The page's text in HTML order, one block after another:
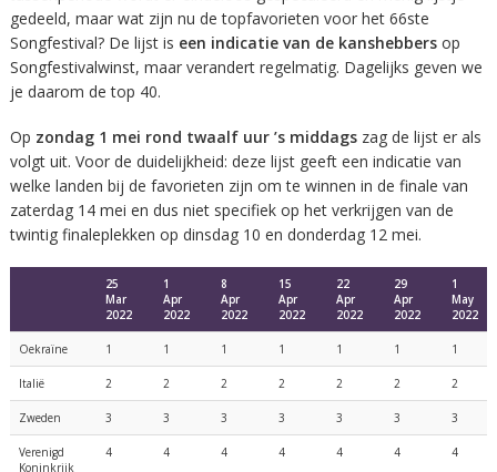
gedeeld, maar wat zijn nu de topfavorieten voor het 66ste
Songfestival? De lijst is een indicatie van de kanshebbers op
Songfestivalwinst, maar verandert regelmatig. Dagelijks geven we
je daarom de top 40.
Op zondag 1 mei rond twaalf uur ’s middagszag de lijst er als
volgt uit. Voor de duidelijkheid: deze lijst geeft een indicatie van
welke landen bij de favorieten zijn om te winnen in de finale van
zaterdag 14 mei en dus niet specifiek op het verkrijgen van de
twintig finaleplekken op dinsdag 10 en donderdag 12 mei.
25
Mar
2022
1
Apr
2022
8
Apr
2022
15
Apr
2022
22
Apr
2022
29
Apr
2022
1
May
2022
Oekraïne 1 1 1 1 1 1 1
Italië 2 2 2 2 2 2 2
Zweden 3 3 3 3 3 3 3
Verenigd
Koninkrijk
4 4 4 4 4 4 4